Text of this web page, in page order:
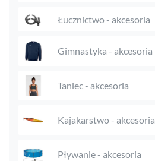
Łucznictwo - akcesoria
Gimnastyka - akcesoria
Taniec - akcesoria
Kajakarstwo - akcesoria
Pływanie - akcesoria